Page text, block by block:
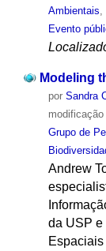
Ambientais,
Evento
Modeling
por Sandra
modificação
Grupo de
Andrew
da USP e